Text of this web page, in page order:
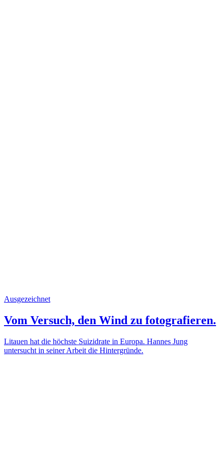
Ausgezeichnet
Vom Versuch, den Wind zu fotografieren.
Litauen hat die höchste Suizidrate in Europa. Hannes Jung
untersucht in seiner Arbeit die Hintergründe.